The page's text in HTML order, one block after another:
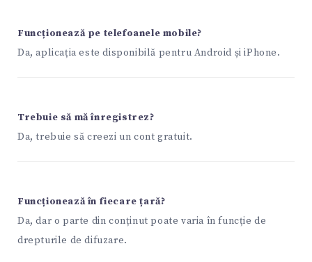
Funcționează pe telefoanele mobile?
Da, aplicația este disponibilă pentru Android și iPhone.
Trebuie să mă înregistrez?
Da, trebuie să creezi un cont gratuit.
Funcționează în fiecare țară?
Da, dar o parte din conținut poate varia în funcție de
drepturile de difuzare.